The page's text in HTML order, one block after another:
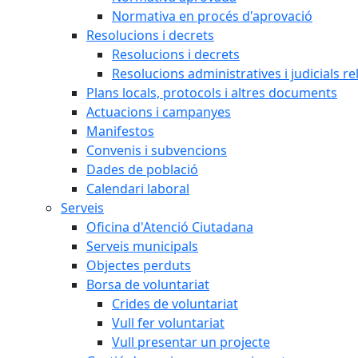
Normativa en procés d'aprovació
Resolucions i decrets
Resolucions i decrets
Resolucions administratives i judicials
Plans locals, protocols i altres documents
Actuacions i campanyes
Manifestos
Convenis i subvencions
Dades de població
Calendari laboral
Serveis
Oficina d'Atenció Ciutadana
Serveis municipals
Objectes perduts
Borsa de voluntariat
Crides de voluntariat
Vull fer voluntariat
Vull presentar un projecte